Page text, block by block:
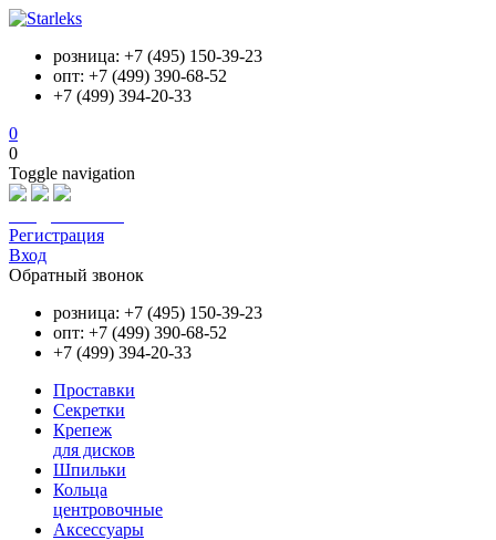
розница: +7 (495) 150-39-23
опт: +7 (499) 390-68-52
+7 (499) 394-20-33
0
0
Toggle navigation
Регистрация
Вход
Обратный звонок
розница: +7 (495) 150-39-23
опт: +7 (499) 390-68-52
+7 (499) 394-20-33
Проставки
Секретки
Крепеж
для дисков
Шпильки
Кольца
центровочные
Аксессуары